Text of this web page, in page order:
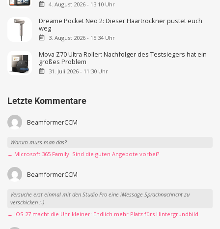
4. August 2026 - 13:10 Uhr
Dreame Pocket Neo 2: Dieser Haartrockner pustet euch
weg
3. August 2026 - 15:34 Uhr
Mova Z70 Ultra Roller: Nachfolger des Testsiegers hat ein
großes Problem
31. Juli 2026 - 11:30 Uhr
Letzte Kommentare
BeamformerCCM
Warum muss man das?
→ Microsoft 365 Family: Sind die guten Angebote vorbei?
BeamformerCCM
Versuche erst einmal mit den Studio Pro eine iMessage Sprachnachricht zu
verschicken :-)
→ iOS 27 macht die Uhr kleiner: Endlich mehr Platz fürs Hintergrundbild